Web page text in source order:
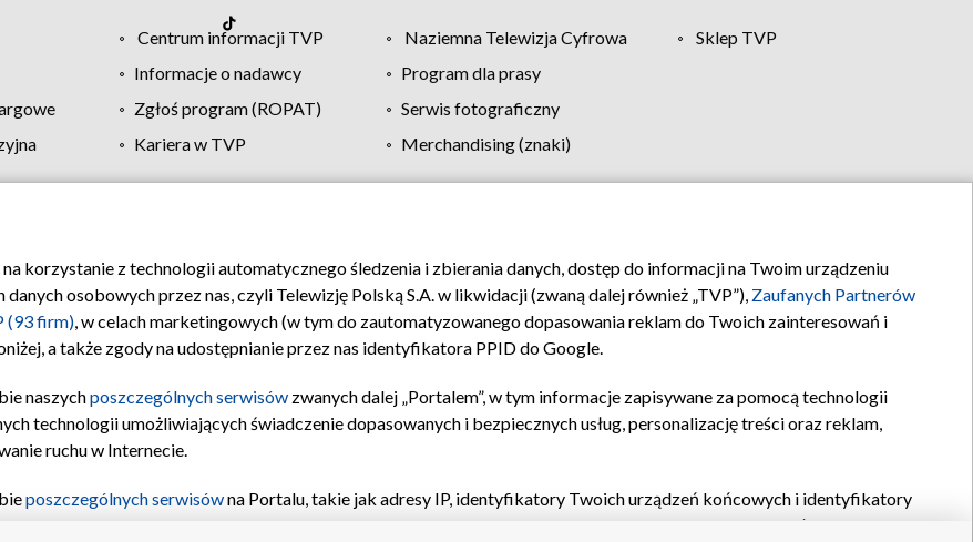
Centrum informacji TVP Naziemna Telewizja Cyfrowa
Sklep TVP
Informacje o nadawcy
Program dla prasy
Zgłoś program (ROPAT)
Serwis fotograficzny
Kariera w TVP
Merchandising (znaki)
prywatności Moje zgody Pomoc Biuro reklamy Kontakt
korzystanie z technologii automatycznego śledzenia i zbierania danych, dostęp do informacji na Twoim urządzeniu
osobowych przez nas, czyli Telewizję Polską S.A. w likwidacji (zwaną dalej również „TVP”), Zaufanych Partnerów
(93 firm), w celach marketingowych (w tym do zautomatyzowanego dopasowania reklam do Twoich zainteresowań i
a także zgody na udostępnianie przez nas identyfikatora PPID do Google.
naszychposzczególnych serwisów zwanych dalej „Portalem”, w tym informacje zapisywane za pomocą technologii
technologii umożliwiających świadczenie dopasowanych i bezpiecznych usług, personalizację treści oraz reklam,
ruchu w Internecie.
poszczególnych serwisówna Portalu, takie jak adresy IP, identyfikatory Twoich urządzeń końcowych i identyfikatory
oraz pozostałych